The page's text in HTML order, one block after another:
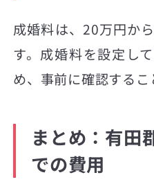
成婚料は、20万円か
す。成婚料を設定し
め、事前に確認するこ
まとめ：有田
での費用